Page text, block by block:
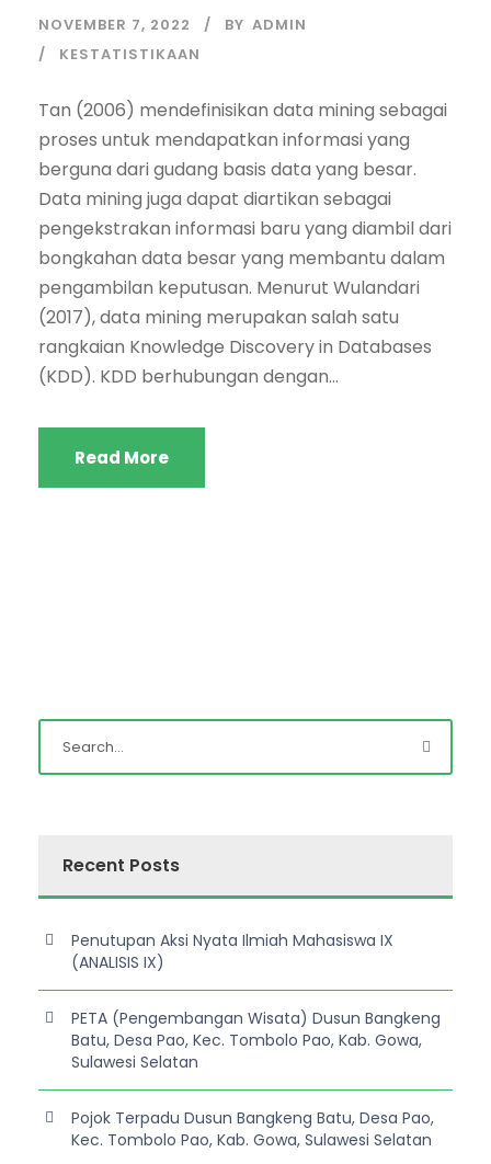
NOVEMBER 7, 2022 BY ADMIN
KESTATISTIKAAN
Tan (2006) mendefinisikan data mining sebagai
proses untuk mendapatkan informasi yang
berguna dari gudang basis data yang besar.
Data mining juga dapat diartikan sebagai
pengekstrakan informasi baru yang diambil dari
bongkahan data besar yang membantu dalam
pengambilan keputusan. Menurut Wulandari
(2017), data mining merupakan salah satu
rangkaian Knowledge Discovery in Databases
(KDD). KDD berhubungan dengan...
Read More
Recent Posts
Penutupan Aksi Nyata Ilmiah Mahasiswa IX
(ANALISIS IX)
PETA (Pengembangan Wisata) Dusun Bangkeng
Batu, Desa Pao, Kec. Tombolo Pao, Kab. Gowa,
Sulawesi Selatan
Pojok Terpadu Dusun Bangkeng Batu, Desa Pao,
Kec. Tombolo Pao, Kab. Gowa, Sulawesi Selatan